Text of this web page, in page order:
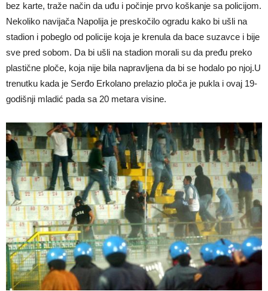
bez karte, traže način da uđu i počinje prvo koškanje sa policijom.
Nekoliko navijača Napolija je preskočilo ogradu kako bi ušli na
stadion i pobeglo od policije koja je krenula da bace suzavce i bije
sve pred sobom. Da bi ušli na stadion morali su da pređu preko
plastične ploče, koja nije bila napravljena da bi se hodalo po njoj.U
trenutku kada je Serđo Erkolano prelazio ploča je pukla i ovaj 19-
godišnji mladić pada sa 20 metara visine.